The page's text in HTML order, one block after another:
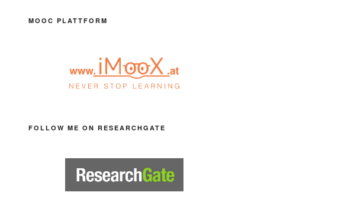
MOOC PLATTFORM
FOLLOW ME ON RESEARCHGATE